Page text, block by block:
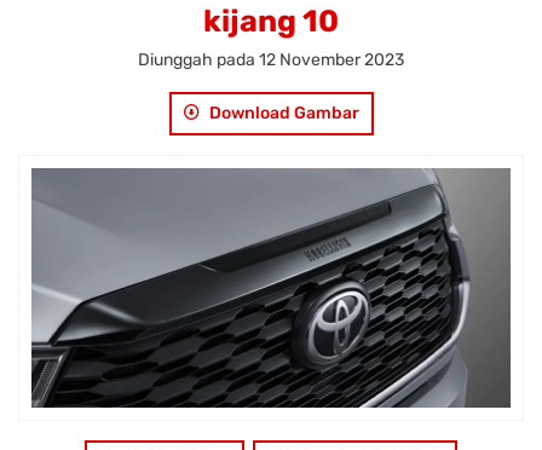
kijang 10
Diunggah pada 12 November 2023
Download Gambar